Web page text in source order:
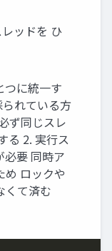
ッドを ひ
つに統⼀す
れている⽅
ず同じスレ
る 2. 実⾏ス
必要 同時ア
め ロックや
くて済む